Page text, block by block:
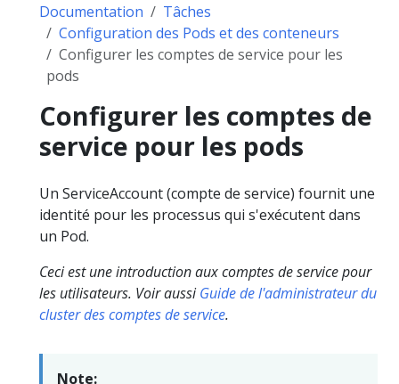
Documentation
Tâches
Configuration des Pods et des conteneurs
Configurer les comptes de service pour les
pods
Configurer les comptes de
service pour les pods
Un ServiceAccount (compte de service) fournit une
identité pour les processus qui s'exécutent dans
un Pod.
Ceci est une introduction aux comptes de service pour
les utilisateurs. Voir aussiGuide de l'administrateur du
cluster des comptes de service.
Note: